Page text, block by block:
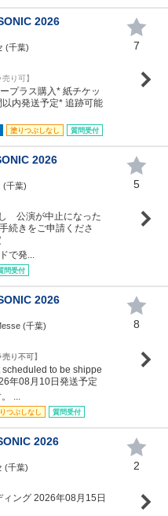
2026
(千葉)
り可】
プラス購入* 紙チケッ
内発送予定* 追跡可能
塗りつぶしなし 質問受付
7
2026
(千葉)
公演が中止になった
続きをご申請くださ
で発...
問受付
5
2026
(千葉)
売り不可】
to be shippe
年08月10日発送予定
...
つぶしなし 質問受付
8
2026
(千葉)
ング 2026年08月15日
2